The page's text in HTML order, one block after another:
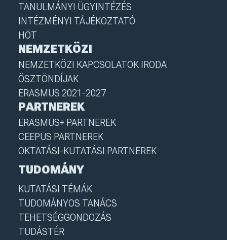
TANULMÁNYI ÜGYINTÉZÉS
INTÉZMÉNYI TÁJÉKOZTATÓ
HÖT
NEMZETKÖZI
NEMZETKÖZI KAPCSOLATOK IRODA
ÖSZTÖNDÍJAK
ERASMUS 2021-2027
PARTNEREK
ERASMUS+ PARTNEREK
CEEPUS PARTNEREK
OKTATÁSI-KUTATÁSI PARTNEREK
TUDOMÁNY
KUTATÁSI TÉMÁK
TUDOMÁNYOS TANÁCS
TEHETSÉGGONDOZÁS
TUDÁSTÉR